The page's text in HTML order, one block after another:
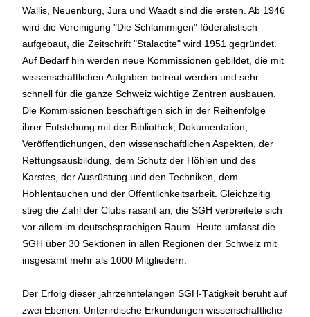
Wallis, Neuenburg, Jura und Waadt sind die ersten. Ab 1946
wird die Vereinigung "Die Schlammigen" föderalistisch
aufgebaut, die Zeitschrift "Stalactite" wird 1951 gegründet.
Auf Bedarf hin werden neue Kommissionen gebildet, die mit
wissenschaftlichen Aufgaben betreut werden und sehr
schnell für die ganze Schweiz wichtige Zentren ausbauen.
Die Kommissionen beschäftigen sich in der Reihenfolge
ihrer Entstehung mit der Bibliothek, Dokumentation,
Veröffentlichungen, den wissenschaftlichen Aspekten, der
Rettungsausbildung, dem Schutz der Höhlen und des
Karstes, der Ausrüstung und den Techniken, dem
Höhlentauchen und der Öffentlichkeitsarbeit. Gleichzeitig
stieg die Zahl der Clubs rasant an, die SGH verbreitete sich
vor allem im deutschsprachigen Raum. Heute umfasst die
SGH über 30 Sektionen in allen Regionen der Schweiz mit
insgesamt mehr als 1000 Mitgliedern.
Der Erfolg dieser jahrzehntelangen SGH-Tätigkeit beruht auf
zwei Ebenen: Unterirdische Erkundungen wissenschaftliche